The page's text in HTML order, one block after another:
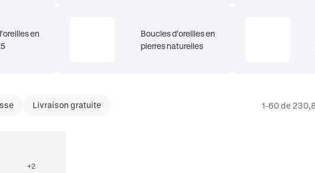
en
Boucles d'oreilles en
pierres naturelles
Livraison gratuite 1-60 de
+2